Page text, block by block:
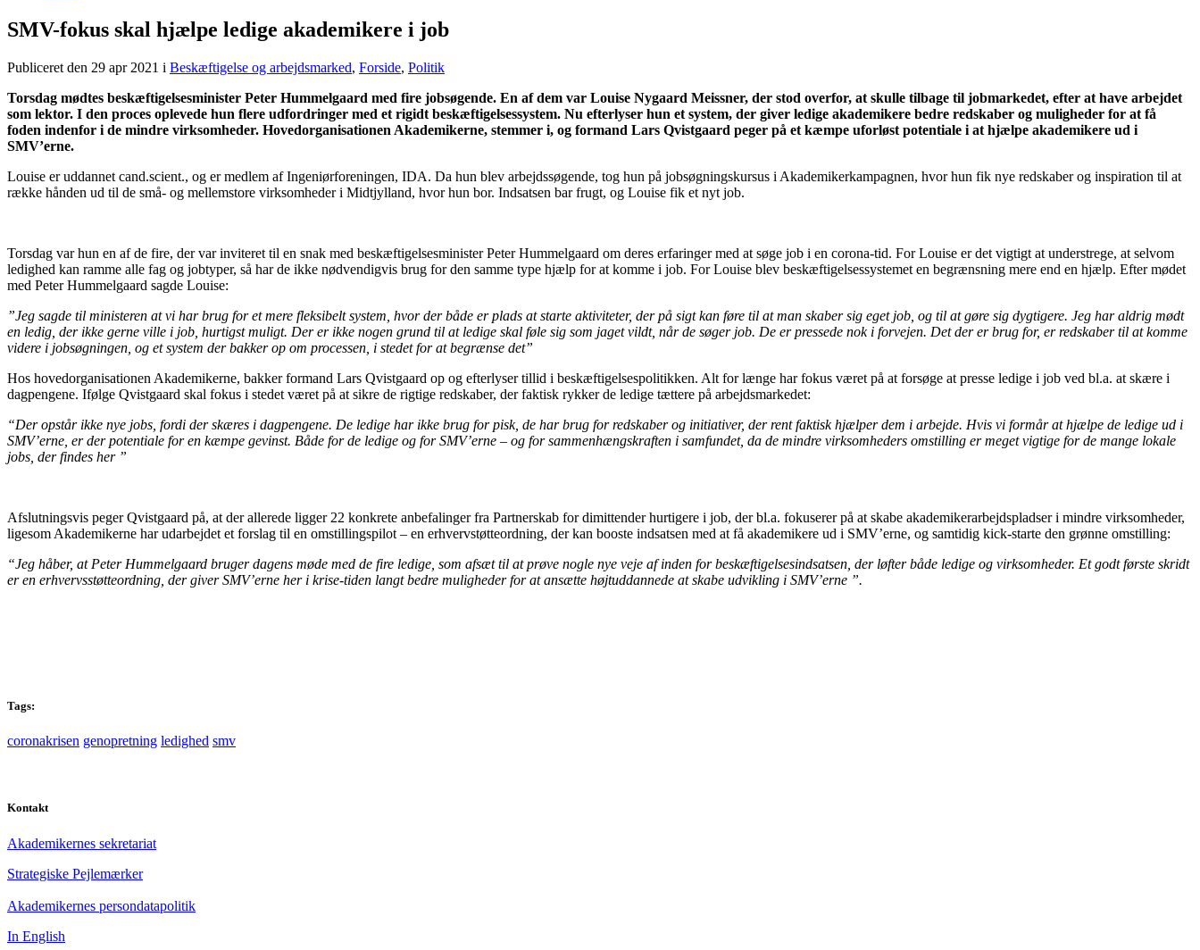
SMV-fokus skal hjælpe ledige akademikere i job
Publiceret den 29 apr 2021 i Beskæftigelse og arbejdsmarked, Forside, Politik
Torsdag mødtes beskæftigelsesminister Peter Hummelgaard med fire jobsøgende. En af dem var Louise Nygaard Meissner, der stod overfor, at skulle tilbage til jobmarkedet, efter at have arbejdet
som lektor. I den proces oplevede hun flere udfordringer med et rigidt beskæftigelsessystem. Nu efterlyser hun et system, der giver ledige akademikere bedre redskaber og muligheder for at få
foden indenfor i de mindre virksomheder. Hovedorganisationen Akademikerne, stemmer i, og formand Lars Qvistgaard peger på et kæmpe uforløst potentiale i at hjælpe akademikere ud i
SMV’erne.
Louise er uddannet cand.scient., og er medlem af Ingeniørforeningen, IDA. Da hun blev arbejdssøgende, tog hun på jobsøgningskursus i Akademikerkampagnen, hvor hun fik nye redskaber og inspiration til at
række hånden ud til de små- og mellemstore virksomheder i Midtjylland, hvor hun bor. Indsatsen bar frugt, og Louise fik et nyt job.
Torsdag var hun en af de fire, der var inviteret til en snak med beskæftigelsesminister Peter Hummelgaard om deres erfaringer med at søge job i en corona-tid. For Louise er det vigtigt at understrege, at selvom
ledighed kan ramme alle fag og jobtyper, så har de ikke nødvendigvis brug for den samme type hjælp for at komme i job. For Louise blev beskæftigelsessystemet en begrænsning mere end en hjælp. Efter mødet
med Peter Hummelgaard sagde Louise:
”Jeg sagde til ministeren at vi har brug for et mere fleksibelt system, hvor der både er plads at starte aktiviteter, der på sigt kan føre til at man skaber sig eget job, og til at gøre sig dygtigere. Jeg har aldrig mødt
en ledig, der ikke gerne ville i job, hurtigst muligt. Der er ikke nogen grund til at ledige skal føle sig som jaget vildt, når de søger job. De er pressede nok i forvejen. Det der er brug for, er redskaber til at komme
videre i jobsøgningen, og et system der bakker op om processen, i stedet for at begrænse det”
Hos hovedorganisationen Akademikerne, bakker formand Lars Qvistgaard op og efterlyser tillid i beskæftigelsespolitikken. Alt for længe har fokus været på at forsøge at presse ledige i job ved bl.a. at skære i
dagpengene. Ifølge Qvistgaard skal fokus i stedet været på at sikre de rigtige redskaber, der faktisk rykker de ledige tættere på arbejdsmarkedet:
“Der opstår ikke nye jobs, fordi der skæres i dagpengene. De ledige har ikke brug for pisk, de har brug for redskaber og initiativer, der rent faktisk hjælper dem i arbejde. Hvis vi formår at hjælpe de ledige ud i
SMV’erne, er der potentiale for en kæmpe gevinst. Både for de ledige og for SMV’erne – og for sammenhængskraften i samfundet, da de mindre virksomheders omstilling er meget vigtige for de mange lokale
jobs, der findes her ”
Afslutningsvis peger Qvistgaard på, at der allerede ligger 22 konkrete anbefalinger fra Partnerskab for dimittender hurtigere i job, der bl.a. fokuserer på at skabe akademikerarbejdspladser i mindre virksomheder,
ligesom Akademikerne har udarbejdet et forslag til en omstillingspilot – en erhvervstøtteordning, der kan booste indsatsen med at få akademikere ud i SMV’erne, og samtidig kick-starte den grønne omstilling:
“Jeg håber, at Peter Hummelgaard bruger dagens møde med de fire ledige, som afsæt til at prøve nogle nye veje af inden for beskæftigelsesindsatsen, der løfter både ledige og virksomheder. Et godt første skridt
er en erhvervsstøtteordning, der giver SMV’erne her i krise-tiden langt bedre muligheder for at ansætte højtuddannede at skabe udvikling i SMV’erne ”.
Tags:
coronakrisen genopretning ledighed smv
Kontakt
Akademikernes sekretariat
Strategiske Pejlemærker
Akademikernes persondatapolitik
In English